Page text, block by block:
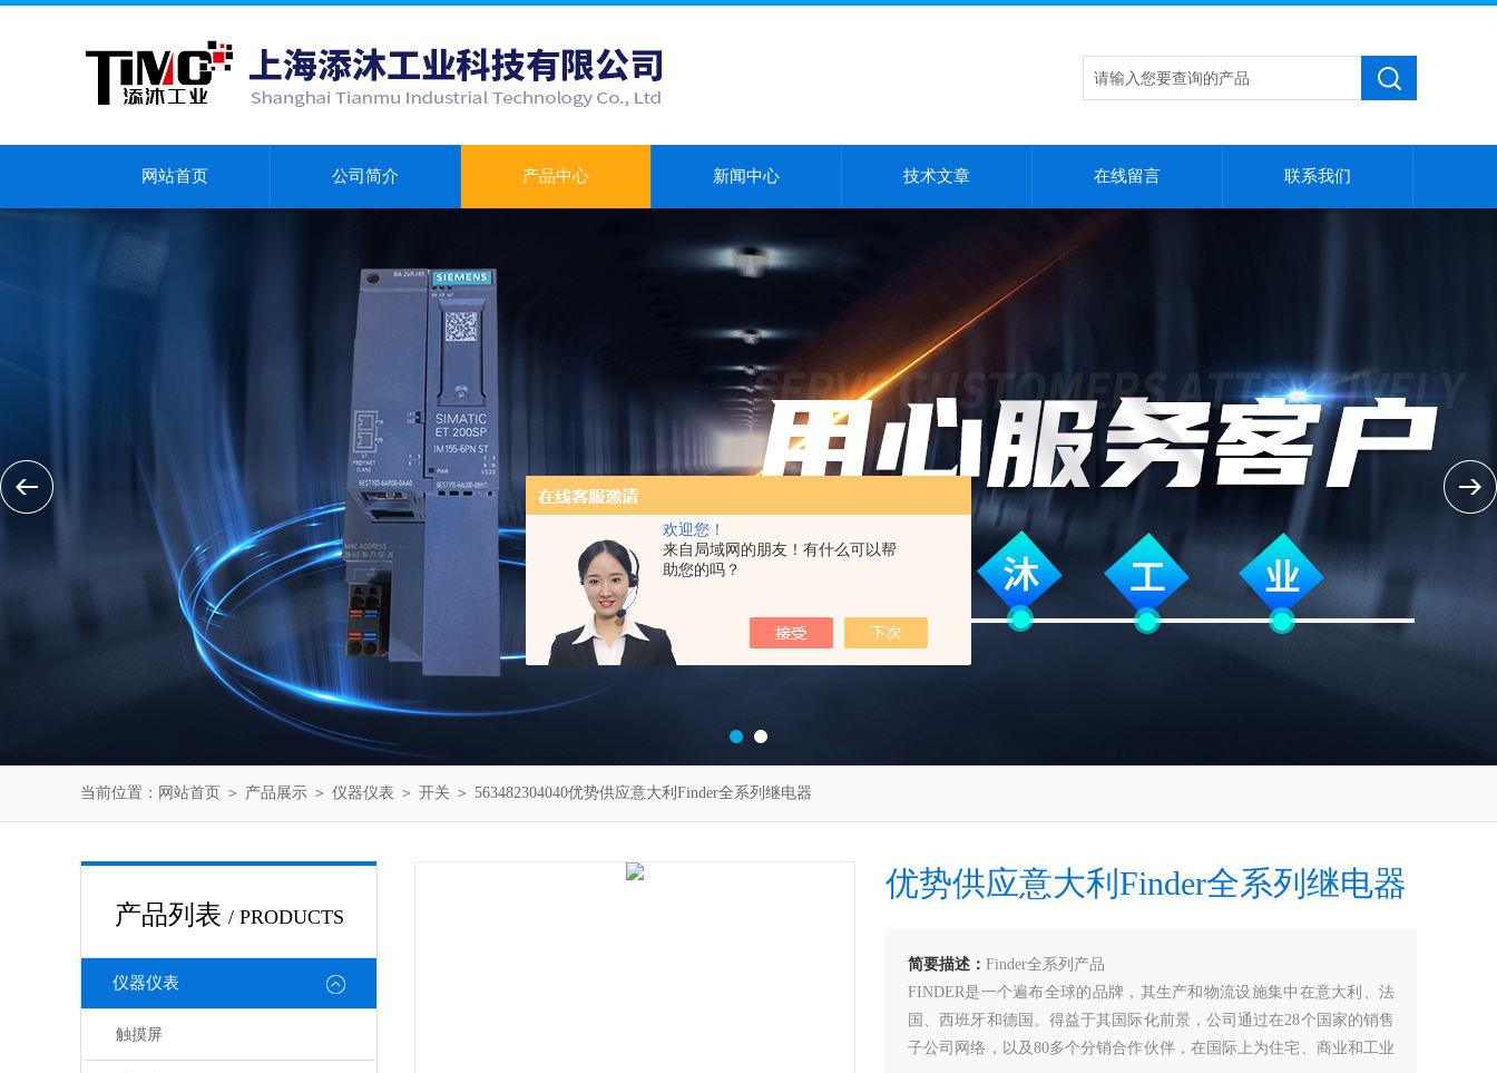
欢迎您！
来自局域网的朋友！有什么可以帮
助您的吗？
网站首页 公司简介 产品中心 新闻中心 技术文章 在线留言 联系我们
当前位置： 网站首页 ＞ 产品展示 ＞ 仪器仪表 ＞ 开关 ＞ 563482304040优势供应意大利Finder全系列继电器
产品列表 / PRODUCTS
仪器仪表
触摸屏
优势供应意大利Finder全系列继电器
简要描述： Finder全系列产品
FINDER是一个遍布全球的品牌，其生产和物流设施集中在意大利、法
国、西班牙和德国。得益于其国际化前景，公司通过在28个国家的销售
子公司网络，以及80多个分销合作伙伴，在国际上为住宅、商业和工业